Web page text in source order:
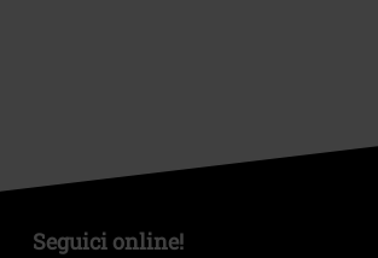
Seguici online!